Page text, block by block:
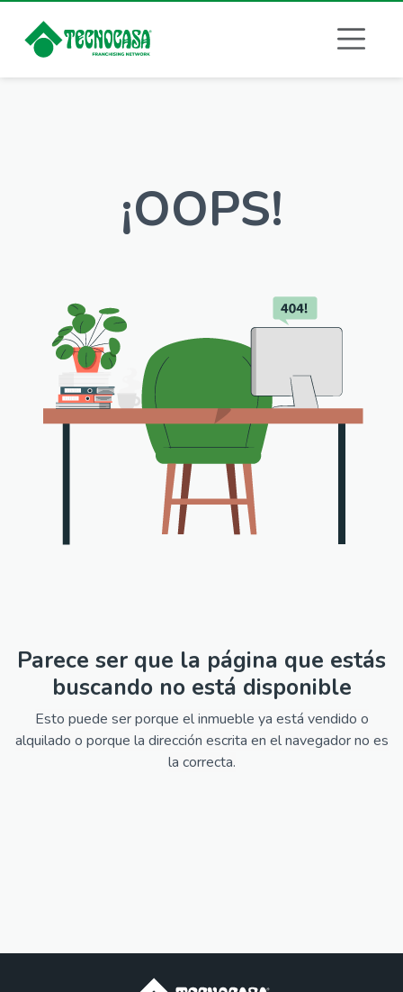
¡OOPS!
Parece ser que la página que estás
buscando no está disponible
Esto puede ser porque el inmueble ya está vendido o
alquilado o porque la dirección escrita en el navegador no es
la correcta.